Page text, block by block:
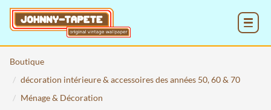
Boutique
décoration intérieure & accessoires des années 50, 60 & 70
Ménage & Décoration